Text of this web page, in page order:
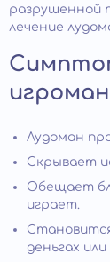
разрушенной
лечение
Лудоман
Скрывает
Обещает
играет.
деньгах